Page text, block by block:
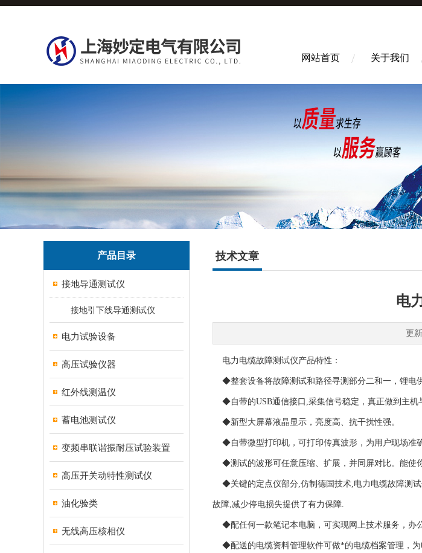
网站首页 关于我们
产品目录
接地导通测试仪
接地引下线导通测试仪
电力试验设备
高压试验仪器
红外线测温仪
蓄电池测试仪
变频串联谐振耐压试验装置
高压开关动特性测试仪
油化验类
无线高压核相仪
技术文章
电
更
电力电缆故障测试仪产品特性：
◆整套设备将故障测试和路径寻测部分二和一，锂电
◆自带的USB通信接口,采集信号稳定，真正做到主机
◆新型大屏幕液晶显示，亮度高、抗干扰性强。
◆自带微型打印机，可打印传真波形，为用户现场准
◆测试的波形可任意压缩、扩展，并同屏对比。能使
◆关键的定点仪部分,仿制德国技术,电力电缆故障测试
故障,减少停电损失提供了有力保障.
◆配任何一款笔记本电脑，可实现网上技术服务，办
◆配送的电缆资料管理软件可做*的电缆档案管理，为